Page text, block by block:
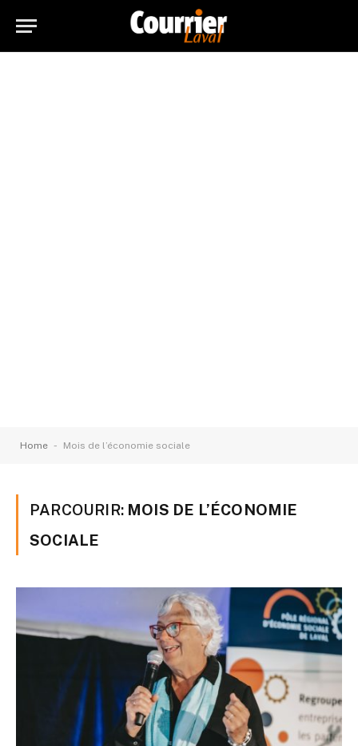
Home - Mois de l’économie sociale
PARCOURIR: MOIS DE L’ÉCONOMIE
SOCIALE